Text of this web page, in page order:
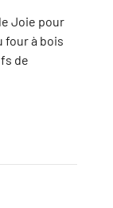
Joie pour
four à bois
de